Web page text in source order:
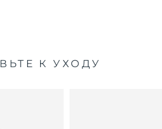
К УХОДУ